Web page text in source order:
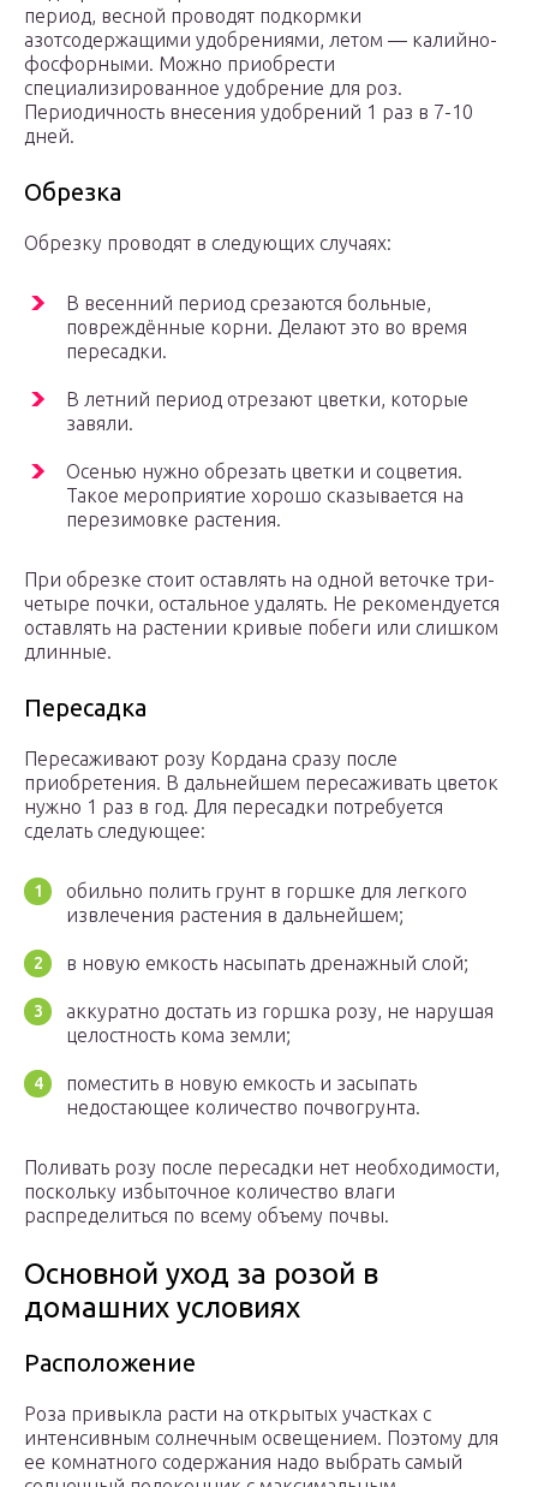
период, весной проводят подкормки
азотсодержащими удобрениями, летом — калийно-
фосфорными. Можно приобрести
специализированное удобрение для роз.
Периодичность внесения удобрений 1 раз в 7-10
дней.
Обрезка
Обрезку проводят в следующих случаях:
В весенний период срезаются больные,
повреждённые корни. Делают это во время
пересадки.
В летний период отрезают цветки, которые
завяли.
Осенью нужно обрезать цветки и соцветия.
Такое мероприятие хорошо сказывается на
перезимовке растения.
При обрезке стоит оставлять на одной веточке три-
четыре почки, остальное удалять. Не рекомендуется
оставлять на растении кривые побеги или слишком
длинные.
Пересадка
Пересаживают розу Кордана сразу после
приобретения. В дальнейшем пересаживать цветок
нужно 1 раз в год. Для пересадки потребуется
сделать следующее:
обильно полить грунт в горшке для легкого
извлечения растения в дальнейшем;
в новую емкость насыпать дренажный слой;
аккуратно достать из горшка розу, не нарушая
целостность кома земли;
поместить в новую емкость и засыпать
недостающее количество почвогрунта.
Поливать розу после пересадки нет необходимости,
поскольку избыточное количество влаги
распределиться по всему объему почвы.
Основной уход за розой в
домашних условиях
Расположение
Роза привыкла расти на открытых участках с
интенсивным солнечным освещением. Поэтому для
ее комнатного содержания надо выбрать самый